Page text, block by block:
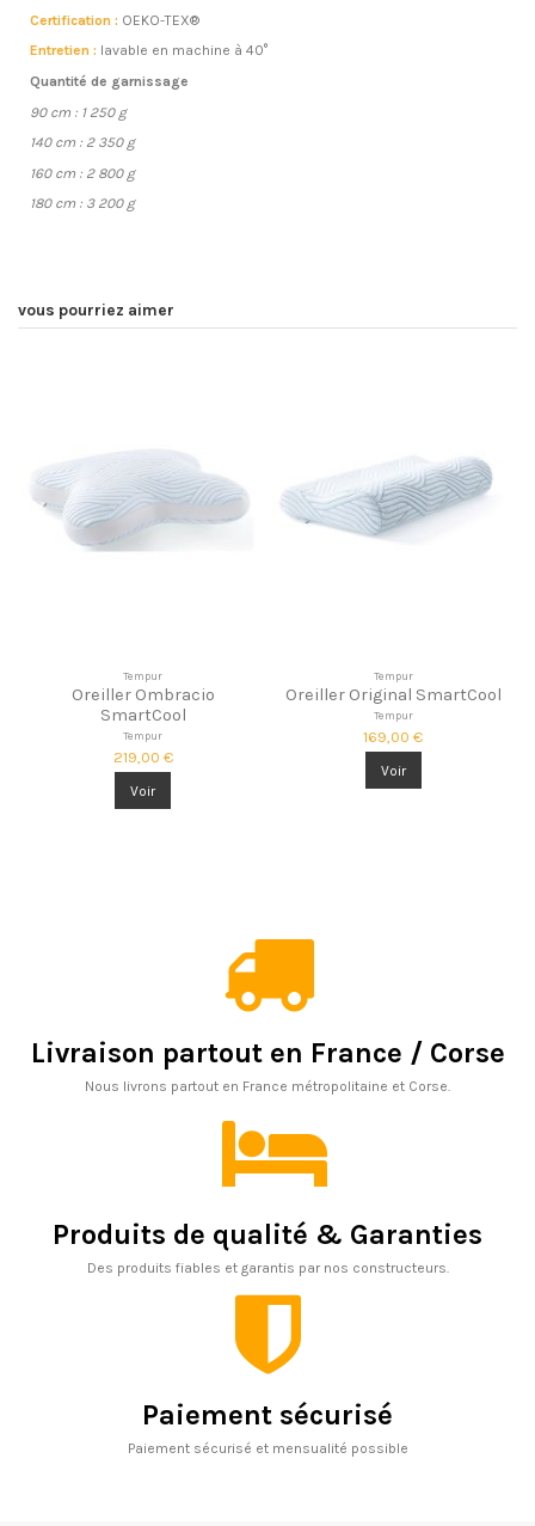
Certification : OEKO-TEX®
Entretien : lavable en machine à 40°
Quantité de garnissage
90 cm : 1 250 g
140 cm : 2 350 g
160 cm : 2 800 g
180 cm : 3 200 g
vous pourriez aimer
Tempur
Oreiller Ombracio
SmartCool
Tempur
219,00 €
Voir
Tempur
Oreiller Original SmartCool
Tempur
169,00 €
Voir
Livraison partout en France / Corse
Nous livrons partout en France métropolitaine et Corse.
Produits de qualité & Garanties
Des produits fiables et garantis par nos constructeurs.
Paiement sécurisé
Paiement sécurisé et mensualité possible